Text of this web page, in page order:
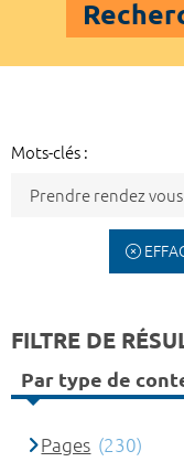
Mots-clés :
FILTRE DE
Par type de
Pages (230)